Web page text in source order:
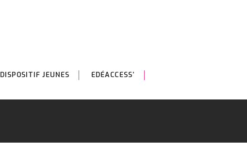
DISPOSITIF JEUNES
EDÉACCESS’